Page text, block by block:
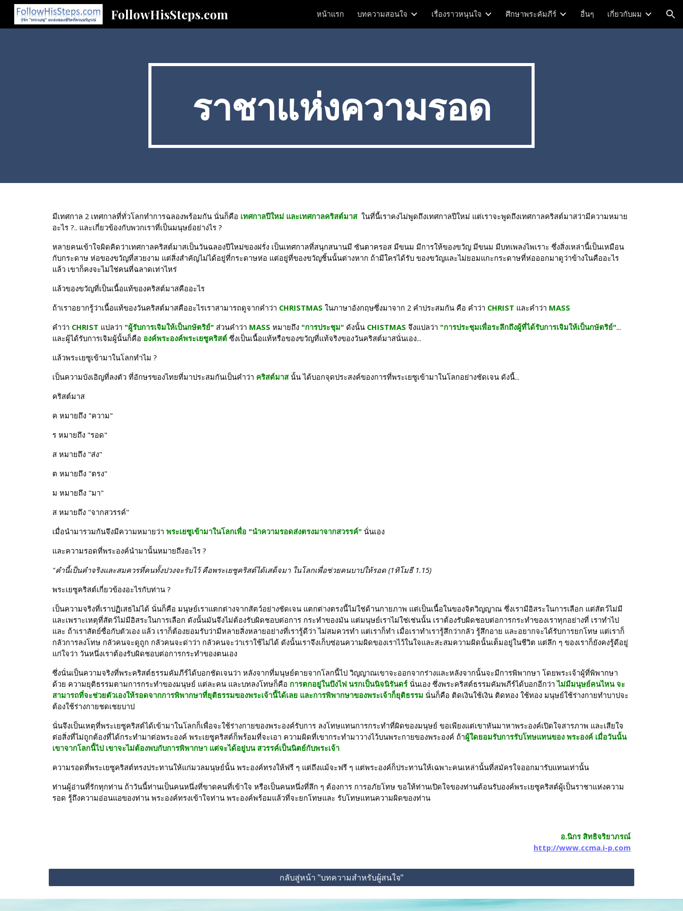
Skip to main content Skip to navigation
FollowHisSteps.com หน้าแรก บทความสอนใจ เรื่องราวหนุนใจ ศึกษาพระคัมภีร์ อื่นๆ เกี่ยวกับผม
ราชาแห่งความรอด
มีเทศกาล 2 เทศกาลที่ทั่วโลกทำการฉลองพร้อมกัน นั่นก็คือ เทศกาลปีใหม่ และเทศกาลคริสต์มาส
  ในที่นี้เราคงไม่พูดถึงเทศกาลปีใหม่ แต่เราจะพูดถึงเทศกาลคริสต์มาสว่ามีความหมาย
อะไร ?.. และเกี่ยวข้องกับพวกเราที่เป็นมนุษย์อย่างไร ?
หลายคนเข้าใจผิดคิดว่าเทศกาลคริสต์มาสเป็นวันฉลองปีใหม่ของฝรั่ง เป็นเทศกาลที่สนุกสนานมี ซันตาครอส มีขนม มีการให้ของขวัญ มีขนม มีบทเพลงไพเราะ ซึ่งสิ่งเหล่านี้เป็นเหมือน
กับกระดาษ ห่อของขวัญที่สวยงาม แต่สิ่งสำคัญไม่ได้อยู่ที่กระดาษห่อ แต่อยู่ที่ของขวัญชิ้นนั้นต่างหาก ถ้ามีใครได้รับ ของขวัญและไม่ยอมแกะกระดาษที่ห่อออกมาดูว่าข้างในคืออะไร
แล้ว เขาก็คงจะไม่ใช่คนที่ฉลาดเท่าไหร่
แล้วของขวัญที่เป็นเนื้อแท้ของคริสต์มาสคืออะไร
ถ้าเราอยากรู้ว่าเนื้อแท้ของวันคริสต์มาสคืออะไรเราสามารถดูจากคำว่า CHRISTMAS ในภาษาอังกฤษซึ่งมาจาก 2 คำประสมกัน คือ คำว่า CHRIST และคำว่า MASS
คำว่า CHRIST แปลว่า "ผู้รับการเจิมให้เป็นกษัตริย์" ส่วนคำว่า MASS หมายถึง "การประชุม" ดังนั้น CHISTMAS จึงแปลว่า "การประชุมเพื่อระลึกถึงผู้ที่ได้รับการเจิมให้เป็นกษัตริย์"...
และผู้ได้รับการเจิมผู้นั้นก็คือ องค์พระองค์พระเยซูคริสต์ ซึ่งเป็นเนื้อแท้หรือของขวัญที่แท้จริงของวันคริสต์มาสนั่นเอง...
แล้วพระเยซูเข้ามาในโลกทำไม ?
เป็นความบังเอิญที่ลงตัว ที่อักษรของไทยที่มาประสมกันเป็นคำว่า คริสต์มาส นั้น ได้บอกจุดประสงค์ของการที่พระเยซูเข้ามาในโลกอย่างชัดเจน ดังนี้...
คริสต์มาส
ค หมายถึง "ความ"
ร หมายถึง "รอด"
ส หมายถึง "ส่ง"
ต หมายถึง "ตรง"
ม หมายถึง "มา"
ส หมายถึง "จากสวรรค์"
เมื่อนำมารวมกันจึงมีความหมายว่า พระเยซูเข้ามาในโลกเพื่อ "นำความรอดส่งตรงมาจากสวรรค์" นั่นเอง
และความรอดที่พระองค์นำมานั้นหมายถึงอะไร ?
"คำนี้เป็นคำจริงและสมควรที่คนทั้งปวงจะรับไว้ คือพระเยซูคริสต์ได้เสด็จมา ในโลกเพื่อช่วยคนบาปให้รอด (1ทิโมธี 1.15)
พระเยซูคริสต์เกี่ยวข้องอะไรกับท่าน ?
เป็นความจริงที่เราปฏิเสธไม่ได้ นั่นก็คือ มนุษย์เราแตกต่างจากสัตว์อย่างชัดเจน แตกต่างตรงนี้ไม่ใช่ด้านกายภาพ แต่เป็นเนื้อในของจิตวิญญาณ ซึ่งเรามีอิสระในการเลือก แต่สัตว์ไม่มี
และเพราะเหตุที่สัตว์ไม่มีอิสระในการเลือก ดังนั้นมันจึงไม่ต้องรับผิดชอบต่อการ กระทำของมัน แต่มนุษย์เราไม่ใช่เช่นนั้น เราต้องรับผิดชอบต่อการกระทำของเราทุกอย่างที่ เราทำไป
และ ถ้าเราสัตย์ซื่อกับตัวเอง แล้ว เราก็ต้องยอมรับว่ามีหลายสิ่งหลายอย่างที่เรารู้ดีว่า ไม่สมควรทำ แต่เราก็ทำ เมื่อเราทำเรารู้สึกว่ากลัว รู้สึกอาย และอยากจะได้รับการยกโทษ แต่เราก็
กลัวการลงโทษ กลัวคนจะดูถูก กลัวคนจะด่าว่า กลัวคนจะว่าเราใช้ไม่ได้ ดังนั้นเราจึงเก็บซ่อนความผิดของเราไว้ในใจและสะสมความผิดนั้นเต็มอยู่ในชีวิต แต่ลึก ๆ ของเราก็ยังคงรู้ดีอยู่
แก่ใจว่า วันหนึ่งเราต้องรับผิดชอบต่อการกระทำของตนเอง
ซึ่งนั่นเป็นความจริงที่พระคริสต์ธรรมคัมภีร์ได้บอกชัดเจนว่า หลังจากที่มนุษย์ตายจากโลกนี้ไป วิญญาณเขาจะออกจากร่างและหลังจากนั้นจะมีการพิพากษา โดยพระเจ้าผู้ที่พิพากษา
ด้วย ความยุติธรรมตามการกระทำของมนุษย์ แต่ละคน และบทลงโทษก็คือ การตกอยู่ในบึงไฟ นรกเป็นนิจนิรันดร์ นั่นเอง ซึ่งพระคริสต์ธรรมคัมพภีร์ได้บอกอีกว่า ไม่มีมนุษย์คนไหน จะ
สามารถที่จะช่วยตัวเองให้รอดจากการพิพากษาที่ยุติธรรมของพระเจ้านี้ได้เลย และการพิพากษาของพระเจ้าก็ยุติธรรม นั่นก็คือ ติดเงินใช้เงิน ติดทอง ใช้ทอง มนุษย์ใช้ร่างกายทำบาปจะ
ต้องใช้ร่างกายชดเชยบาป
นั่นจึงเป็นเหตุที่พระเยซูคริสต์ได้เข้ามาในโลกก็เพื่อจะใช้ร่างกายของพระองค์รับการ ลงโทษแทนการกระทำที่ผิดของมนุษย์ ขอเพียงแต่เขาหันมาหาพระองค์เปิดใจสารภาพ และเสียใจ
ต่อสิ่งที่ไม่ถูกต้องที่ได้กระทำมาต่อพระองค์ พระเยซูคริสต์ก็พร้อมที่จะเอา ความผิดที่เขากระทำมาวางไว้บนพระกายของพระองค์ ถ้าผู้ใดยอมรับการรับโทษแทนของ พระองค์ เมื่อวันนั้น
เขาจากโลกนี้ไป เขาจะไม่ต้องพบกับการพิพากษา แต่จะได้อยู่บน สวรรค์เป็นนิตย์กับพระเจ้า
ความรอดที่พระเยซูคริสต์ทรงประทานให้แก่มวลมนุษย์นั้น พระองค์ทรงให้ฟรี ๆ แต่ถึงแม้จะฟรี ๆ แต่พระองค์ก็ประทานให้เฉพาะคนเหล่านั้นที่สมัครใจออกมารับแทนเท่านั้น
ท่านผู้อ่านที่รักทุกท่าน ถ้าวันนี้ท่านเป็นคนหนึ่งที่ขาดคนที่เข้าใจ หรือเป็นคนหนึ่งที่ลึก ๆ ต้องการ การอภัยโทษ ขอให้ท่านเปิดใจของท่านต้อนรับองค์พระเยซูคริสต์ผู้เป็นราชาแห่งความ
รอด รู้ถึงความอ่อนแอของท่าน พระองค์ทรงเข้าใจท่าน พระองค์พร้อมแล้วที่จะยกโทษและ รับโทษแทนความผิดของท่าน
อ.นิกร สิทธิจริยาภรณ์
http://www.ccma.i-p.com
กลับสู่หน้า "บทความสำหรับผู้สนใจ"